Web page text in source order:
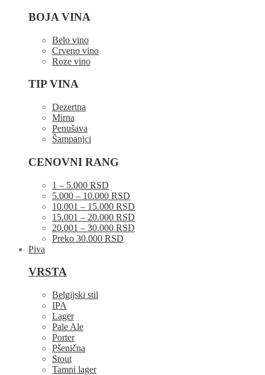
BOJA VINA
Belo vino
Crveno vino
Roze vino
TIP VINA
Dezertna
Mirna
Penušava
Šampanjci
CENOVNI RANG
1 – 5.000 RSD
5.000 – 10.000 RSD
10.001 – 15.000 RSD
15.001 – 20.000 RSD
20.001 – 30.000 RSD
Preko 30.000 RSD
Piva
VRSTA
Belgijski stil
IPA
Lager
Pale Ale
Porter
Pšenična
Stout
Tamni lager